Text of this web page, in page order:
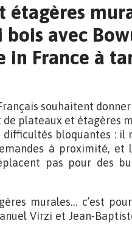
étagères
avec
in France à
souhaitent
plateaux et étagères
bloquantes : il
à proximité, et
pas pour des
murales… c’est
Virzi et Jean-